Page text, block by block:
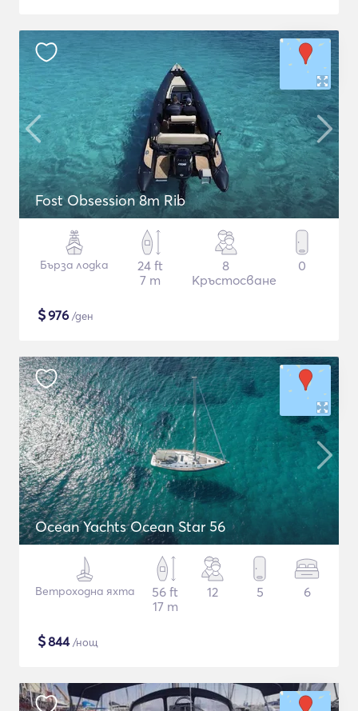
Fost Obsession 8m Rib
Бърза лодка
24 ft
7 m
8
Кръстосване
0
$976 /ден
Ocean Yachts Ocean Star 56
Ветроходна яхта
56 ft
17 m
12 5 6
$844/нощ